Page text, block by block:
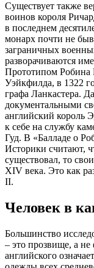
Существует также
воинов короля
в последнем
монарх почти не
заграничных
разворачиваются
Прототипом Робина
Уэйкфилда, в 1322
графа Ланкастера.
документальными
английский король
к себе на службу
Гуд. В «Балладе о
Историки считают,
существовал, то
XIV века. Это как
II.
Человек в
Большинство
– это прозвище, а
английского